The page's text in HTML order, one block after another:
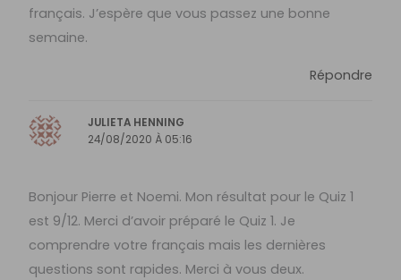
français. J’espère que vous passez une bonne
semaine.
Répondre
JULIETA HENNING
24/08/2020 À 05:16
Bonjour Pierre et Noemi. Mon résultat pour le Quiz 1
est 9/12. Merci d’avoir préparé le Quiz 1. Je
comprendre votre français mais les dernières
questions sont rapides. Merci à vous deux.